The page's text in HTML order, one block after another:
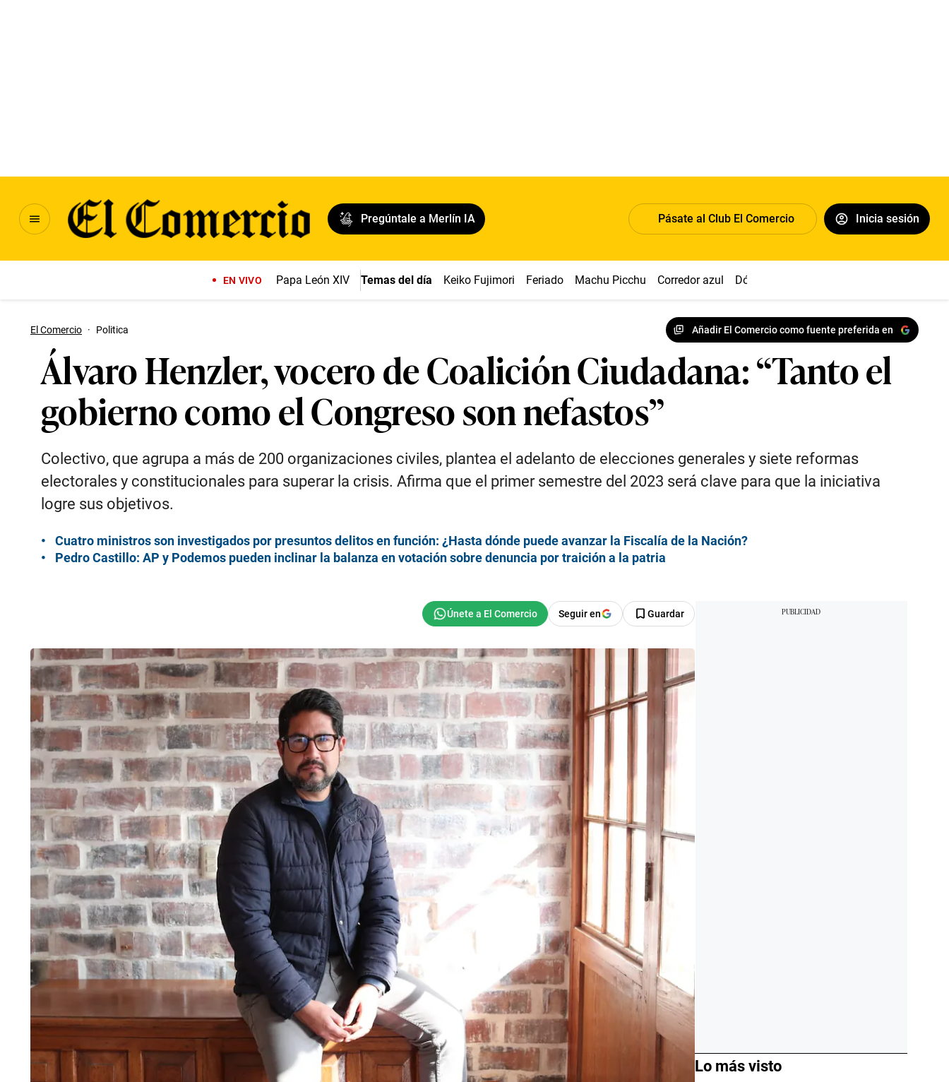
Pregúntale a Merlín IA Pásate al Club El Comercio Inicia sesión
EN VIVO Papa León XIV Temas del día Keiko Fujimori Feriado Machu Picchu Corredor azul Dólar
El Comercio · Politica Añadir El Comercio como fuente preferida en
Álvaro Henzler, vocero de Coalición Ciudadana: “Tanto el
gobierno como el Congreso son nefastos”
Colectivo, que agrupa a más de 200 organizaciones civiles, plantea el adelanto de elecciones generales y siete reformas
electorales y constitucionales para superar la crisis. Afirma que el primer semestre del 2023 será clave para que la iniciativa
logre sus objetivos.
Cuatro ministros son investigados por presuntos delitos en función: ¿Hasta dónde puede avanzar la Fiscalía de la Nación?
Pedro Castillo: AP y Podemos pueden inclinar la balanza en votación sobre denuncia por traición a la patria
Seguir en Guardar
Lo más visto